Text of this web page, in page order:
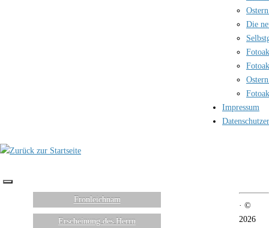
Die
Impressum
Fronleichnam
Erscheinung des Herrn
·©
2026